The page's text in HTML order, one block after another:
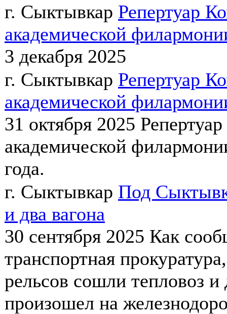
г. Сыктывкар Репертуар
академической
3 декабря 2025
г. Сыктывкар Репертуар
академической
31 октября 2025
академической
года.
г. Сыктывкар Под
и два вагона
30 сентября 2025 Как
транспортная
рельсов сошли тепловоз
произошел на